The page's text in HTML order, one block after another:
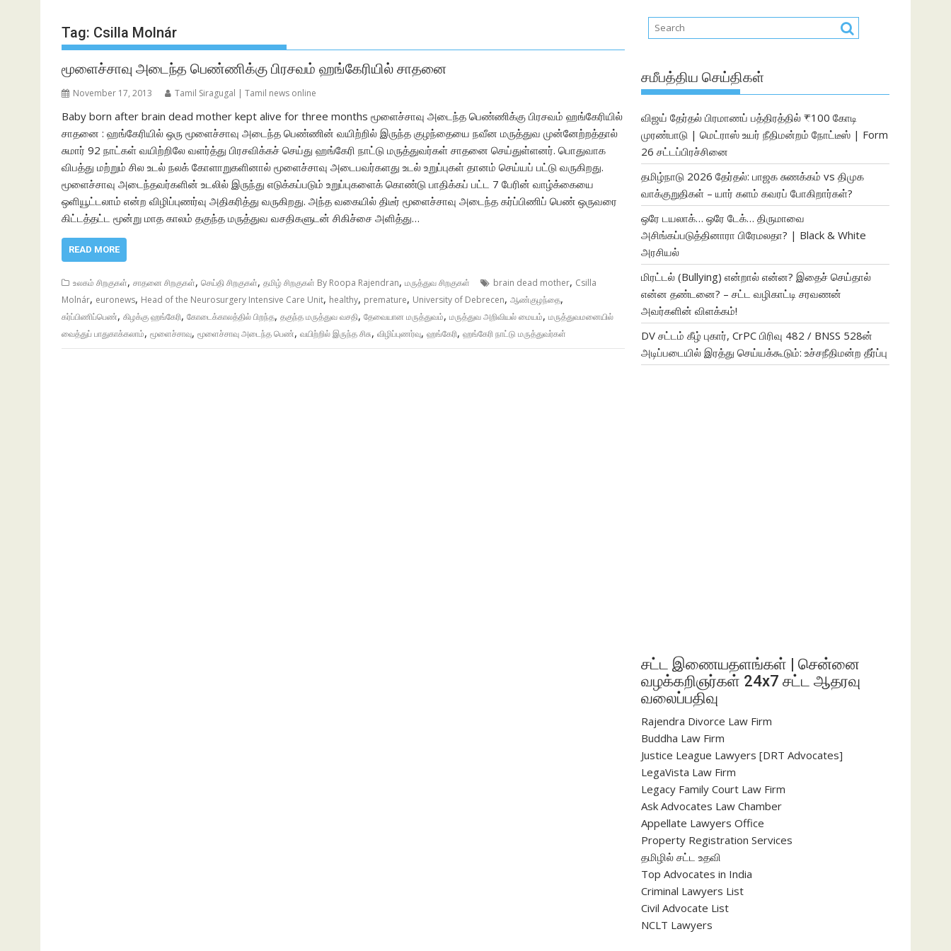
Tag: Csilla Molnár
மூளைச்சாவு அடைந்த பெண்ணிக்கு பிரசவம் ஹங்கேரியில் சாதனை
November 17, 2013 Tamil Siragugal | Tamil news online
Baby born after brain dead mother kept alive for three months மூளைச்சாவு அடைந்த பெண்ணிக்கு பிரசவம் ஹங்கேரியில்
சாதனை : ஹங்கேரியில் ஒரு மூளைச்சாவு அடைந்த பெண்ணின் வயிற்றில் இருந்த குழந்தையை நவீன மருத்துவ முன்னேற்றத்தால்
சுமார் 92 நாட்கள் வயிற்றிலே வளர்த்து பிரசவிக்கச் செய்து ஹங்கேரி நாட்டு மருத்துவர்கள் சாதனை செய்துள்ளனர். பொதுவாக
விபத்து மற்றும் சில உடல் நலக் கோளாறுகளினால் மூளைச்சாவு அடைபவர்களது உடல் உறுப்புகள் தானம் செய்யப் பட்டு வருகிறது.
மூளைச்சாவு அடைந்தவர்களின் உடலில் இருந்து எடுக்கப்படும் உறுப்புகளைக் கொண்டு பாதிக்கப் பட்ட 7 பேரின் வாழ்க்கையை
ஒளியூட்டலாம் என்ற விழிப்புணர்வு அதிகரித்து வருகிறது. அந்த வகையில் திடீர் மூளைச்சாவு அடைந்த கர்ப்பிணிப் பெண் ஒருவரை
கிட்டத்தட்ட மூன்று மாத காலம் தகுந்த மருத்துவ வசதிகளுடன் சிகிச்சை அளித்து…
READ MORE
உலகம் சிறகுகள், சாதனை சிறகுகள், செய்தி சிறகுகள், தமிழ் சிறகுகள் By Roopa Rajendran, மருத்துவ சிறகுகள் brain dead mother, Csilla
Molnár, euronews, Head of the Neurosurgery Intensive Care Unit, healthy, premature, University of Debrecen, ஆண்குழந்தை,
கர்ப்பிணிப்பெண், கிழக்கு ஹங்கேரி, கோடைக்காலத்தில் பிறந்த, தகுந்த மருத்துவ வசதி, தேவையான மருத்துவம், மருத்துவ அறிவியல் மையம், மருத்துவமனையில்
வைத்துப் பாதுகாக்கலாம், மூளைச்சாவு, மூளைச்சாவு அடைந்த பெண், வயிற்றில் இருந்த சிசு, விழிப்புணர்வு, ஹங்கேரி, ஹங்கேரி நாட்டு மருத்துவர்கள்
சமீபத்திய செய்திகள்
விஜய் தேர்தல் பிரமாணப் பத்திரத்தில் ₹100 கோடி
முரண்பாடு | மெட்ராஸ் உயர் நீதிமன்றம் நோட்டீஸ் | Form
26 சட்டப்பிரச்சினை
தமிழ்நாடு 2026 தேர்தல்: பாஜக சுணக்கம் vs திமுக
வாக்குறுதிகள் – யார் களம் கவரப் போகிறார்கள்?
ஒரே டயலாக்… ஒரே டேக்… திருமாவை
அசிங்கப்படுத்தினாரா பிரேமலதா? | Black & White
அரசியல்
மிரட்டல் (Bullying) என்றால் என்ன? இதைச் செய்தால்
என்ன தண்டனை? – சட்ட வழிகாட்டி சரவணன்
அவர்களின் விளக்கம்!
DV சட்டம் கீழ் புகார், CrPC பிரிவு 482 / BNSS 528ன்
அடிப்படையில் இரத்து செய்யக்கூடும்: உச்சநீதிமன்ற தீர்ப்பு
சட்ட இணையதளங்கள் | சென்னை
வழக்கறிஞர்கள் 24x7 சட்ட ஆதரவு
வலைப்பதிவு
Rajendra Divorce Law Firm
Buddha Law Firm
Justice League Lawyers [DRT Advocates]
LegaVista Law Firm
Legacy Family Court Law Firm
Ask Advocates Law Chamber
Appellate Lawyers Office
Property Registration Services
தமிழில் சட்ட உதவி
Top Advocates in India
Criminal Lawyers List
Civil Advocate List
NCLT Lawyers